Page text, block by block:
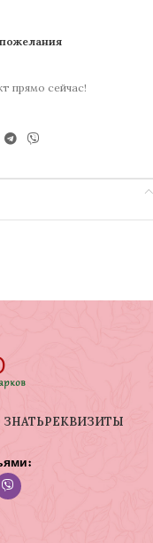
прямо сейчас!
РЕКВИЗИТЫ